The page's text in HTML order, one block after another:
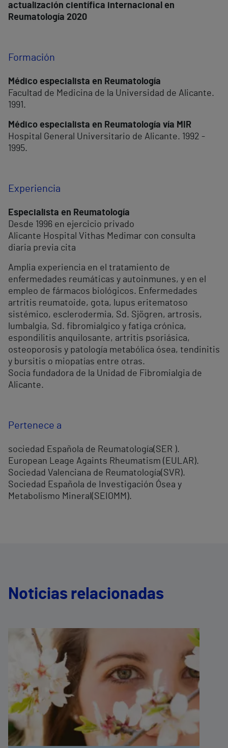
actualización científica internacional en
Reumatología 2020
Formación
Médico especialista en Reumatología
Facultad de Medicina de la Universidad de Alicante.
1991.
Médico especialista en Reumatología vía MIR
Hospital General Universitario de Alicante. 1992 -
1995.
Experiencia
Especialista en Reumatología
Desde 1996 en ejercicio privado
Alicante Hospital Vithas Medimar con consulta
diaria previa cita
Amplia experiencia en el tratamiento de
enfermedades reumáticas y autoinmunes, y en el
empleo de fármacos biológicos. Enfermedades
artritis reumatoide, gota, lupus eritematoso
sistémico, esclerodermia, Sd. Sjögren, artrosis,
lumbalgia, Sd. fibromialgico y fatiga crónica,
espondilitis anquilosante, artritis psoriásica,
osteoporosis y patología metabólica ósea, tendinitis
y bursitis o miopatías entre otras.
Socia fundadora de la Unidad de Fibromialgia de
Alicante.
Pertenece a
sociedad Española de Reumatología(SER ).
European Leage Againts Rheumatism (EULAR).
Sociedad Valenciana de Reumatología(SVR).
Sociedad Española de Investigación Ósea y
Metabolismo Mineral(SEIOMM).
Noticias relacionadas